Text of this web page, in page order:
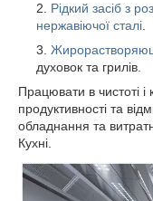
Рідкий засіб з
нержавіючої сталі
духовок та грилів.
Працювати в чистоті
продуктивності та
обладнання та
Кухні.